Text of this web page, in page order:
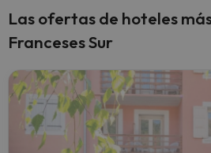
Las ofertas de hoteles
Franceses Sur